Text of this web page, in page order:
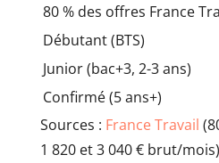
80 % des offres France
Débutant (BTS)
Junior (bac+3, 2-3 ans)
Confirmé (5 ans+)
Sources : France Travail
1 820 et 3 040 € brut/